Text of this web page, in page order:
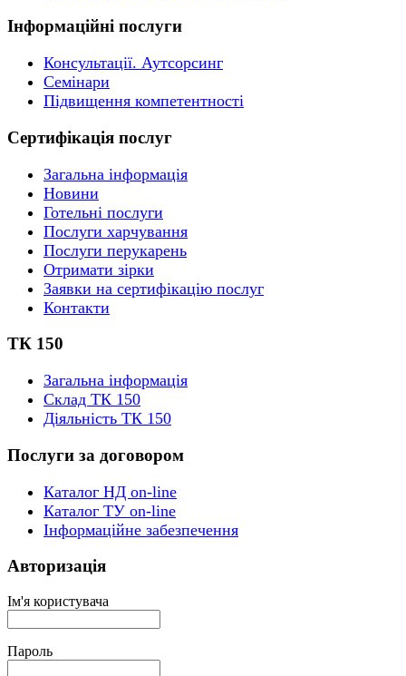
Інформаційні послуги
Консультації. Аутсорсинг
Семінари
Підвищення компетентності
Сертифікація послуг
Загальна інформація
Новини
Готельні послуги
Послуги харчування
Послуги перукарень
Отримати зірки
Заявки на сертифікацію послуг
Контакти
ТК 150
Загальна інформація
Склад ТК 150
Діяльність ТК 150
Послуги за договором
Каталог НД on-line
Каталог ТУ on-line
Інформаційне забезпечення
Авторизація
Ім'я користувача
Пароль